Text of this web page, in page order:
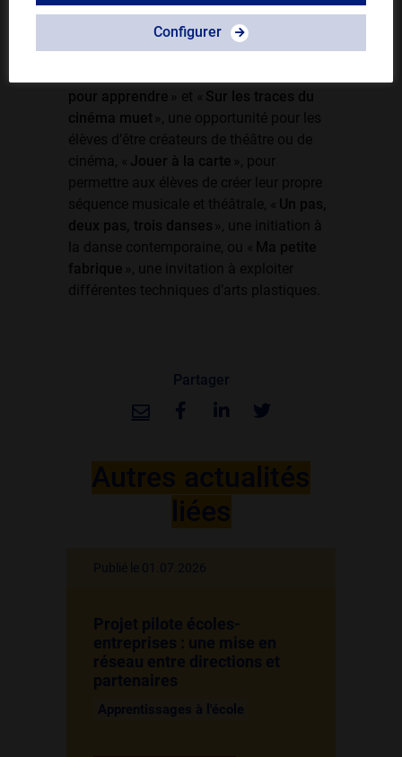
nécessaire améliorés.
On y découvre «Écoute gestuelle», une
pour apprendre » et « Sur les traces du
cinéma muet », une opportunité pour les
élèves d’être créateurs de théâtre ou de
cinéma, « Jouer à la carte », pour
permettre aux élèves de créer leur propre
séquence musicale et théâtrale, « Un pas,
deux pas, trois danses », une initiation à
la danse contemporaine, ou «
Ma petite
fabrique », une invitation à exploiter
différentes techniques d’arts plastiques.
Partager
Autres actualités
liées
Publié le 01.07.2026
Projet pilote écoles-
entreprises : une mise en
réseau entre directions et
partenaires
Apprentissages à l'école
Configurer